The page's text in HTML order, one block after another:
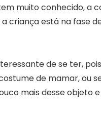
muito conhecido, a
criança está na fase
de se ter,
de mamar, ou
mais desse objeto